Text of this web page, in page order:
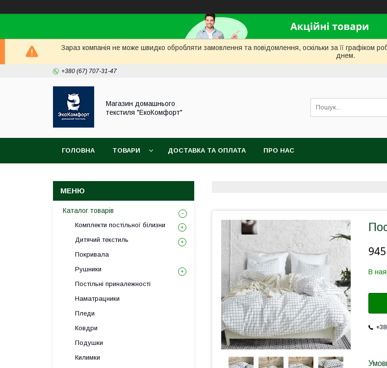
Зараз компанія не може швидко обробляти замовлення та повідомлення, оскільки за її графіком
днем.
+380 (67) 707-31-47
Магазин домашнього
текстиля "ЕкоКомфорт"
ГОЛОВНА ТОВАРИ ДОСТАВКА ТА ОПЛАТА ПРО НАС
В
Каталог товарів
Комплекти постільної білизни
Дитячий текстиль
Покривала
Рушники
Постільні приналежності
Наматрацники
Пледи
Ковдри
Подушки
Килимки